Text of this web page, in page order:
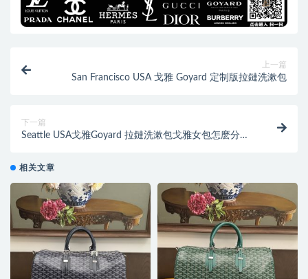
上一篇
San Francisco USA 戈雅 Goyard 定制版拉鏈洗漱包
下一篇
Seattle USA戈雅Goyard 拉鏈洗漱包戈雅女包怎麽分辨
相关文章